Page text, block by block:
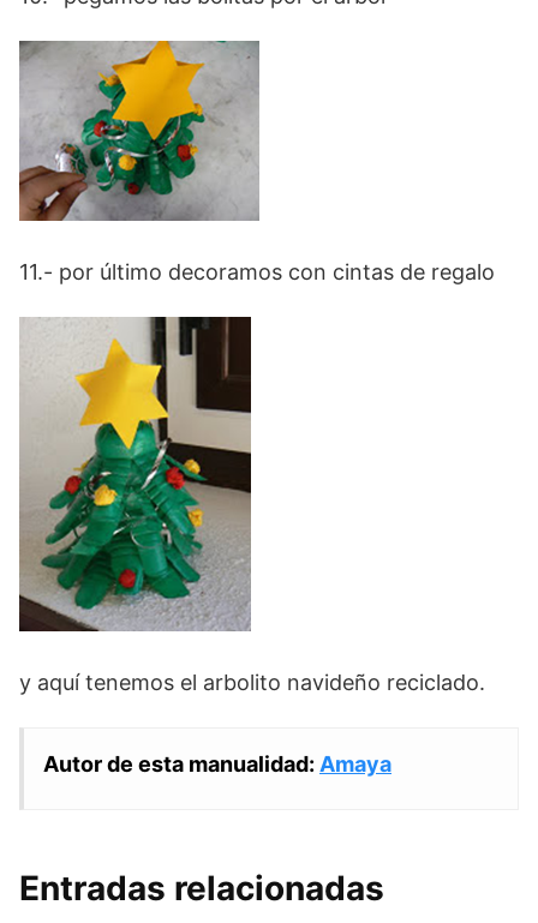
11.- por último decoramos con cintas de regalo
y aquí tenemos el arbolito navideño reciclado.
Autor de esta manualidad: Amaya
Entradas relacionadas